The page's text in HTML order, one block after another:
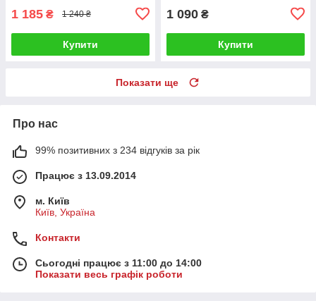
1 185 ₴ 1 240 ₴
Купити
1 090 ₴
Купити
Показати ще
Про нас
99% позитивних з 234 відгуків за рік
Працює з 13.09.2014
м. Київ
Київ, Україна
Контакти
Сьогодні працює з 11:00 до 14:00
Показати весь графік роботи